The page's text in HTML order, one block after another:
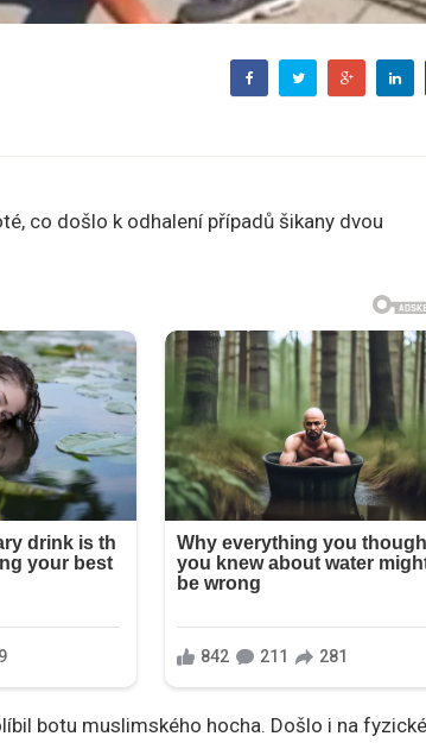
co došlo k odhalení případů šikany dvou
botu muslimského hocha. Došlo i na fyzické